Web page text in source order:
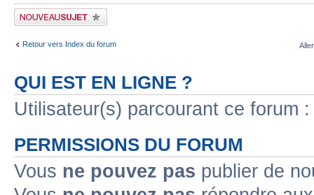
Publier un nouveau sujet
Retour vers Index du forum
QUI EST EN LIGNE ?
Utilisateur(s) parcourant ce forum
PERMISSIONS DU FORUM
Vous ne pouvez pas publier de